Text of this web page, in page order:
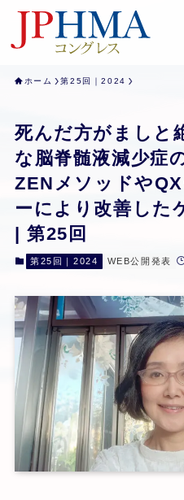
ホーム 第25回｜2024
死んだ方がましと
な脳脊髄液減少症
ZENメソッドや
ーにより改善した
| 第25回
第25回｜2024 WEB公開発表